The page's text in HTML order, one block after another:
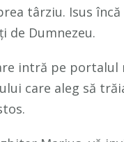
târziu. Isus
de Dumnezeu.
intră pe
care aleg să